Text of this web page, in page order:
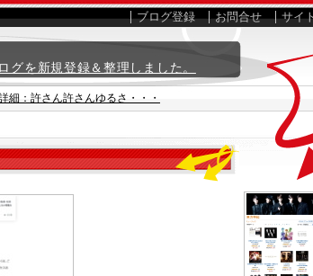
細：許さん許さんゆるさ・・・
ブログ登録 お問合せ サイ
グを新規登録＆整理しました。